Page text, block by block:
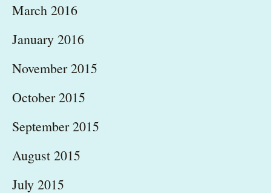
March 2016
January 2016
November 2015
October 2015
September 2015
August 2015
July 2015